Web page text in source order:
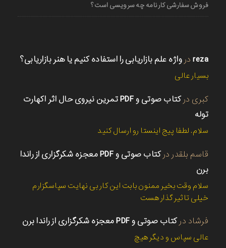
فروش سفارشی کارنامه چه سرویسی است؟
reza در واژه علم بازاریابی را استفاده کنیم یا هنر بازاریابی؟
بسیار عالی
کبری در
کتاب صوتی و PDF تمرین نیروی حال اثر اکهارت
توله
سلام. لطفا پیج اینستا رو ارسال کنید
قاسم بلقدر در
کتاب صوتی و PDF معجزه شکرگزاری از راندا
برن
سلام وقت بخیر ممنون بابت این کار بی نهایت سپاسگزارم
خیلی تاثیر گذار هست
فرشاد درکتاب صوتی و PDF معجزه شکرگزاری از راندا برن
عالی سپاس و دیگر هیچ